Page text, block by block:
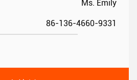
Ms. Emily
86-136-4660-9331